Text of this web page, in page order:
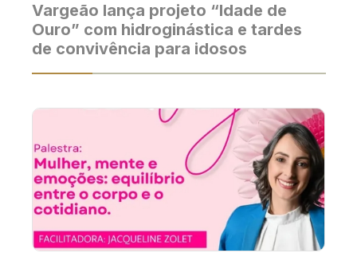
Vargeão lança projeto “Idade de
Ouro” com hidroginástica e tardes
de convivência para idosos